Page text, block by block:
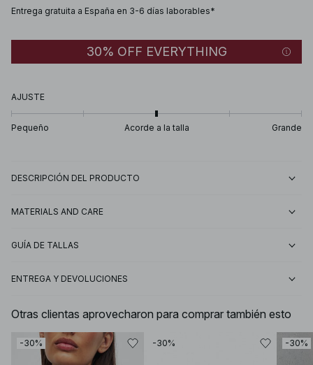
Entrega gratuita a España en 3-6 días laborables*
30% OFF EVERYTHING
AJUSTE
Pequeño Acorde a la talla Grande
DESCRIPCIÓN DEL PRODUCTO
MATERIALS AND CARE
GUÍA DE TALLAS
ENTREGA Y DEVOLUCIONES
Otras clientas aprovecharon para comprar también esto
-30% -30% -30%